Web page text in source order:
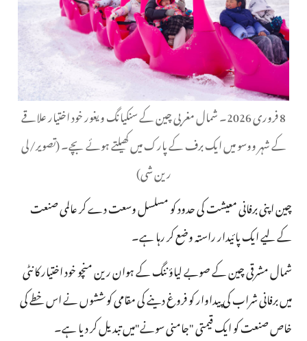
8 فروری 2026۔ شمال مغربی چین کے سنکیانگ ویغور خود اختیار علاقے
کے شہر ووسو میں ایک برف کے پارک میں کھیلتے ہوئے بچے۔ (تصویر/لی
رین شی)
چین اپنی برفانی معیشت کی حدود کو مسلسل وسعت دے کر عالمی صنعت
کے لیے ایک پائیدار راستہ وضع کر رہا ہے۔
شمال مشرقی چین کے صوبے لیاؤننگ کے ہوان رین منچو خود اختیار کانٹی
میں برفانی شراب کی پیداوار کو فروغ دینے کی مقامی کوششوں نے اس خطے کی
خاص صنعت کو ایک قیمتی "جامنی سونے"میں تبدیل کر دیا ہے۔